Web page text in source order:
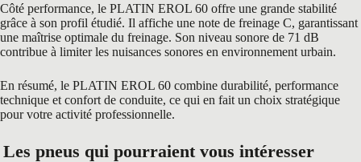
Côté performance, le PLATIN EROL 60 offre une grande stabilité
grâce à son profil étudié. Il affiche une note de freinage C, garantissant
une maîtrise optimale du freinage. Son niveau sonore de 71 dB
contribue à limiter les nuisances sonores en environnement urbain.
En résumé, le PLATIN EROL 60 combine durabilité, performance
technique et confort de conduite, ce qui en fait un choix stratégique
pour votre activité professionnelle.
Les pneus qui pourraient vous intéresser